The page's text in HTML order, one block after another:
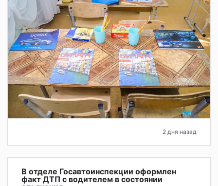
2 дня назад
В отделе Госавтоинспекции оформлен
факт ДТП с водителем в состоянии